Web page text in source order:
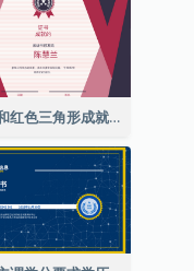
紫色和红色三角形成就证书